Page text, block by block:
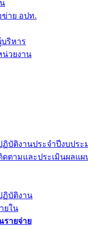
ข่าย อปท.
ริหาร
วยงาน
ฏิบัติงานประจำปีงบปร
ดตามและประเมินผลแ
ฏิบัติงาน
ยใน
ายจ่าย